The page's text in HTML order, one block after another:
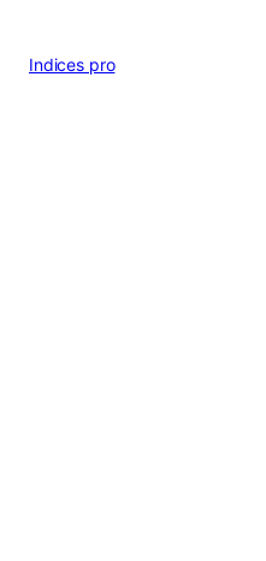
Indices pro